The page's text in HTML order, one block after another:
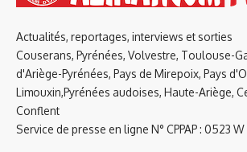
Actualités, reportages, interviews et sorties
Couserans, Pyrénées, Volvestre, Toulouse-
d'Ariège-Pyrénées, Pays de Mirepoix, Pays
Limouxin,Pyrénées audoises, Haute-Ariège,
Conflent
Service de presse en ligne N° CPPAP : 0523 W